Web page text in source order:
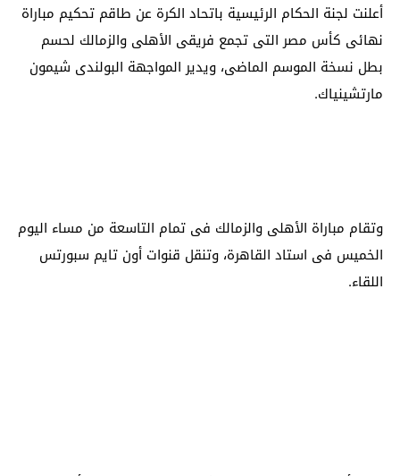
أعلنت لجنة الحكام الرئيسية باتحاد الكرة عن طاقم تحكيم مباراة
نهائى كأس مصر التى تجمع فريقى الأهلى والزمالك لحسم
بطل نسخة الموسم الماضى، ويدير المواجهة البولندى شيمون
مارتشينياك.
وتقام مباراة الأهلى والزمالك فى تمام التاسعة من مساء اليوم
الخميس فى استاد القاهرة، وتنقل قنوات أون تايم سبورتس
اللقاء.